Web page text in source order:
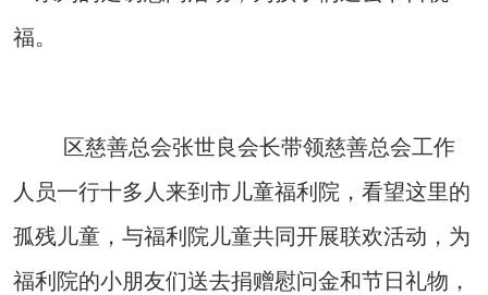
福。
区慈善总会张世良会长带领慈善总会工作
人员一行十多人来到市儿童福利院，看望这里的
孤残儿童，与福利院儿童共同开展联欢活动，为
福利院的小朋友们送去捐赠慰问金和节日礼物，